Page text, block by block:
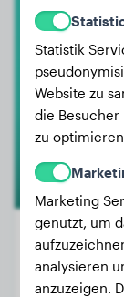
Gewicht:
Statistik
Website zu
die Besucher
zu
Marketing
genutzt, um
analysieren
anzuzeigen.